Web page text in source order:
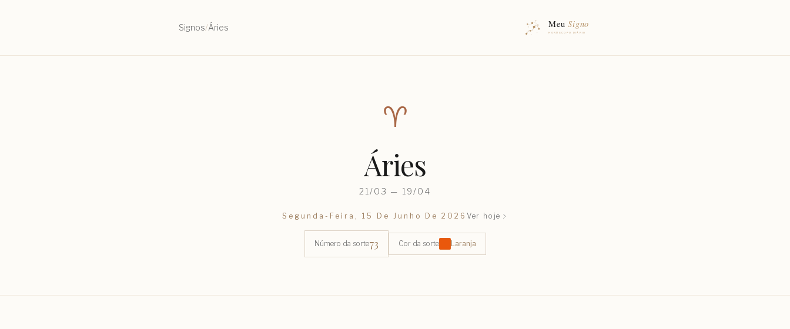
Signos/Áries
♈︎
Áries
21/03 — 19/04
Segunda-Feira, 15 De Junho De 2026 Ver hoje
Número da sorte73 Cor da sorte Laranja